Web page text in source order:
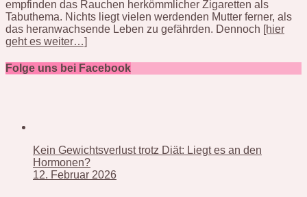
empfinden das Rauchen herkömmlicher Zigaretten als
Tabuthema. Nichts liegt vielen werdenden Mutter ferner, als
das heranwachsende Leben zu gefährden. Dennoch [hier
geht es weiter…]
Folge uns bei Facebook
Kein Gewichtsverlust trotz Diät: Liegt es an den
Hormonen?
12. Februar 2026